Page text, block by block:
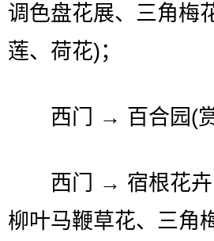
调色盘花展、三角梅
莲、荷花)；
西门 → 百合园(赏
西门 → 宿根花卉
柳叶马鞭草花、三角